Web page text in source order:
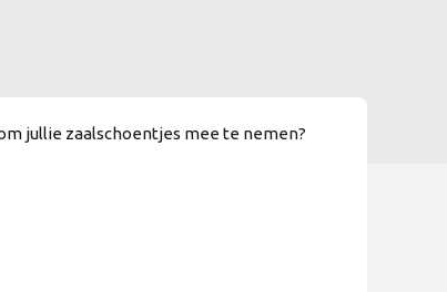
jullie zaalschoentjes mee te nemen?